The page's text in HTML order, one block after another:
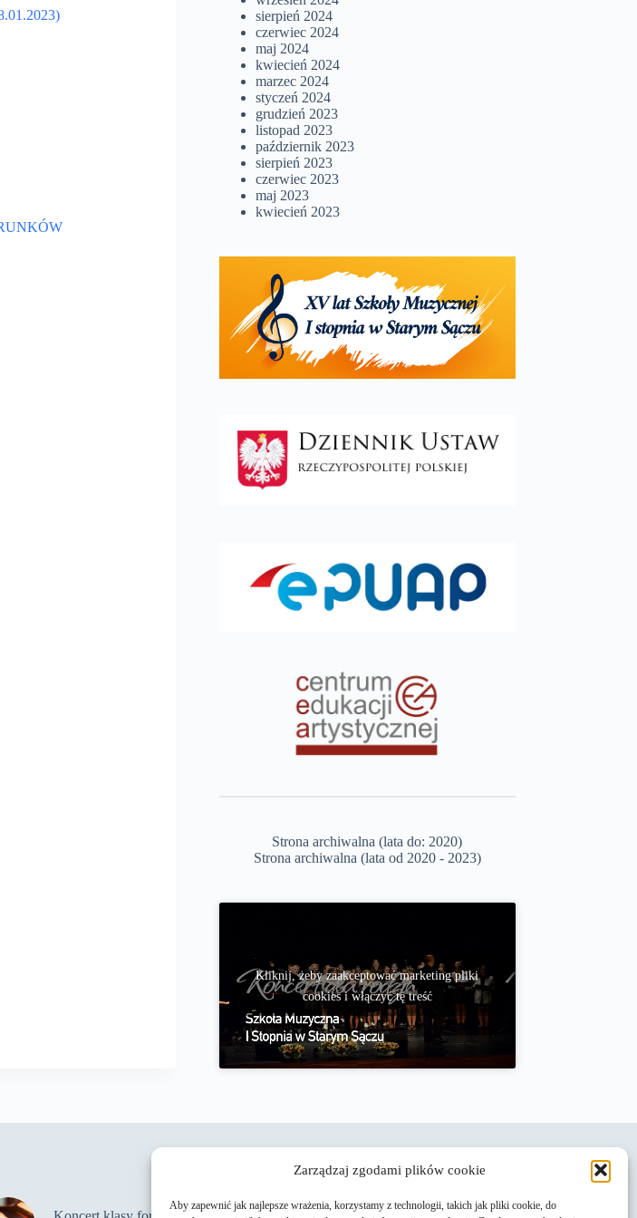
Zarządzaj zgodami plików cookie
Aby zapewnić jak najlepsze wrażenia, korzystamy z technologii, takich jak pliki cookie, do
sierpień 2024
czerwiec 2024
maj 2024
kwiecień 2024
marzec 2024
styczeń 2024
grudzień 2023
listopad 2023
październik 2023
sierpień 2023
czerwiec 2023
maj 2023
kwiecień 2023
Strona archiwalna (lata do: 2020)
Strona archiwalna (lata od 2020 - 2023)
Kliknij, żeby zaakceptować marketing pliki
cookies i włączyć tę treść